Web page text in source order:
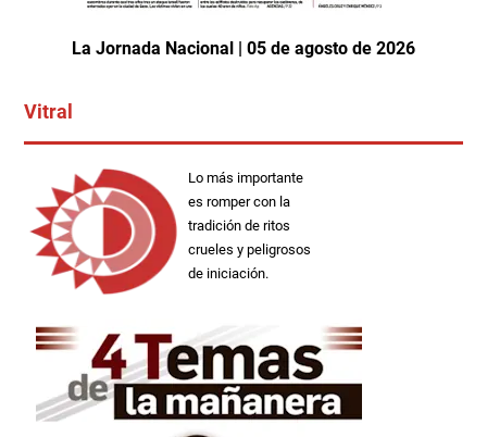
La Jornada Nacional | 05 de agosto de 2026
Vitral
Lo más importante
es romper con la
tradición de ritos
crueles y peligrosos
de iniciación.